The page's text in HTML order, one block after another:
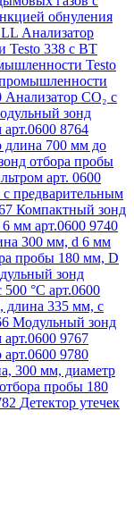
обнуления
LL Анализатор
Testo 338 с BT
Testo
Анализатор СО₂ с
зонд
8764
длина 700 мм до
отбора пробы
арт. 0600
предварительным
Компактный зонд
мм арт.0600 9740
300 мм, d 6 мм
пробы 180 мм, D
зонд
°C арт.0600
длина 335 мм, с
Модульный зонд
9767
9780
300 мм, диаметр
пробы 180
Детектор утечек